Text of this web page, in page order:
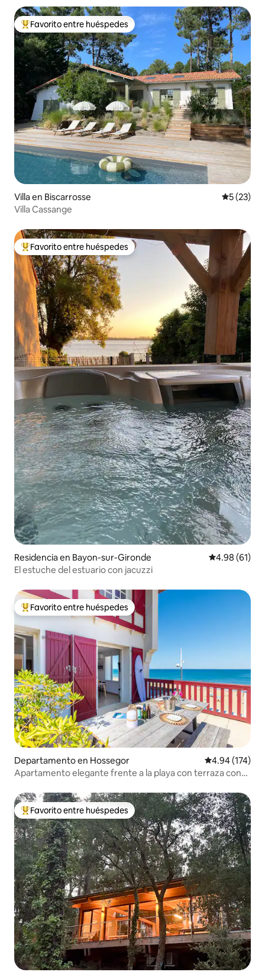
De los mejores en Favorito entre huéspedes
Favorito entre huéspedes
Villa en Biscarrosse
5 (23)
Villa Cassange
De los mejores en Favorito entre huéspedes
Favorito entre huéspedes
Residencia en Bayon-sur-Gironde Calificación
4.98 (61)
El estuche del estuario con jacuzzi
De los mejores en Favorito entre huéspedes
Favorito entre huéspedes
Departamento en Hossegor Calificación
4.94 (174)
Apartamento elegante frente a la playa con terraza con
De los mejores en Favorito entre huéspedes
Favorito entre huéspedes